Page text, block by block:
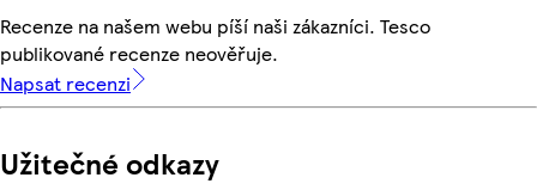
Recenze na našem webu píší naši zákazníci. Tesco
publikované recenze neověřuje.
Napsat recenzi
Užitečné odkazy